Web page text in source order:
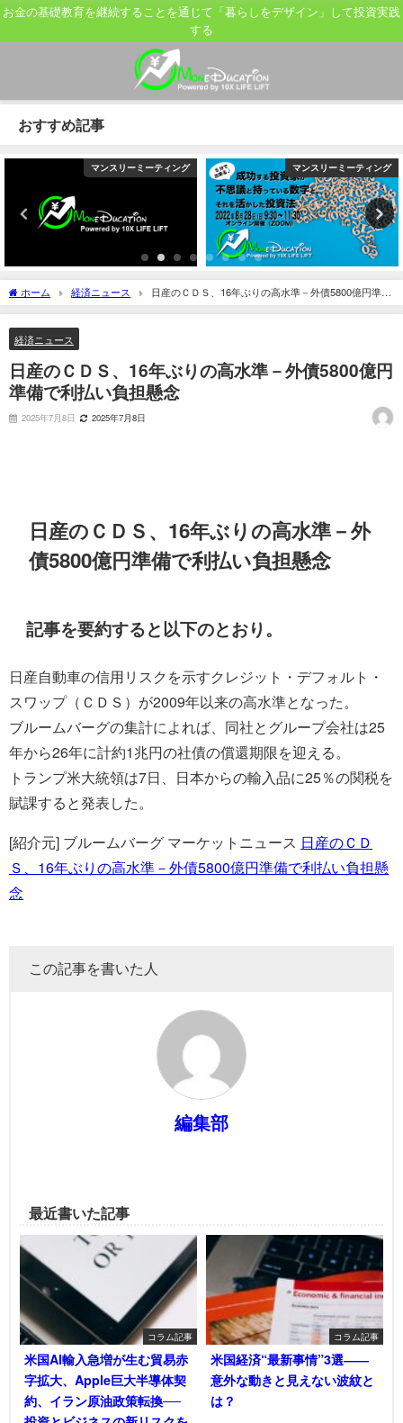
お金の基礎教育を継続することを通じて「暮らしをデザイン」して投資実践
する
おすすめ記事
マンスリーミーティング マンスリーミーティング
ホーム 経済ニュース
日産のＣＤＳ、16年ぶりの高水準－外債5800億円準備
で利払い負担懸念
経済ニュース
日産のＣＤＳ、16年ぶりの高水準－外債5800億円
準備で利払い負担懸念
2025年7月8日 2025年7月8日
日産のＣＤＳ、16年ぶりの高水準－外
債5800億円準備で利払い負担懸念
記事を要約すると以下のとおり。
日産自動車の信用リスクを示すクレジット・デフォルト・
スワップ（ＣＤＳ）が2009年以来の高水準となった。
ブルームバーグの集計によれば、同社とグループ会社は25
年から26年に計約1兆円の社債の償還期限を迎える。
トランプ米大統領は7日、日本からの輸入品に25％の関税を
賦課すると発表した。
[紹介元] ブルームバーグ マーケットニュース 日産のＣＤ
Ｓ、16年ぶりの高水準－外債5800億円準備で利払い負担懸
念
この記事を書いた人
編集部
最近書いた記事
コラム記事
米国AI輸入急増が生む貿易赤
字拡大、Apple巨大半導体契
約、イラン原油政策転換──
コラム記事
米国経済“最新事情”3選――
意外な動きと見えない波紋と
は？